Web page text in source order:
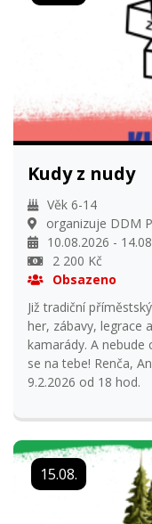
Kudy z nudy
Věk 6-14
organizuje DDM
10.08.2026 -
2 200 Kč
Obsazeno
Již tradiční
her, zábavy, legrace
kamarády. A nebude
se na tebe! Renča,
9.2.2026 od 18 hod.
15.08.